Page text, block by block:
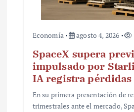
Economía agosto 4, 2026
SpaceX supera
impulsado por
IA registra pérdidas
En su primera presentación de
trimestrales ante el mercado,